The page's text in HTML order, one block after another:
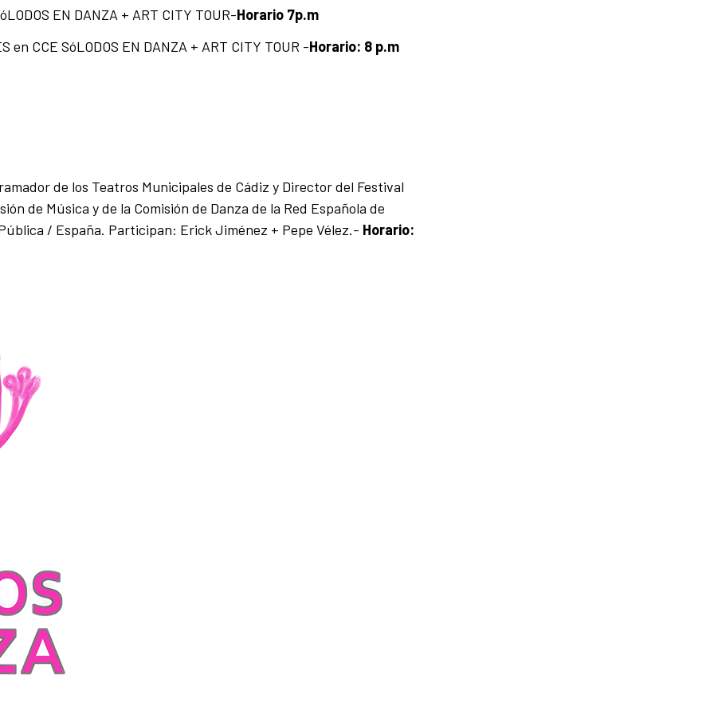
EN DANZA + ART CITY TOUR-Horario 7p.m
en CCE SóLODOS EN DANZA + ART CITY TOUR -Horario: 8 p.m
de los Teatros Municipales de Cádiz y Director del Festival
de Música y de la Comisión de Danza de la Red Española de
/ España. Participan: Erick Jiménez + Pepe Vélez.- Horario: